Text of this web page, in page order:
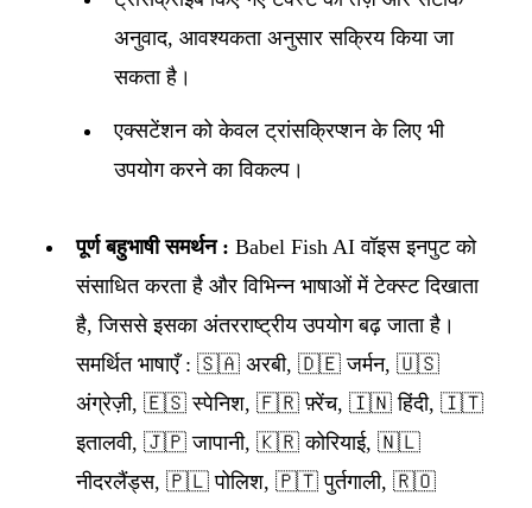
अनुवाद, आवश्यकता अनुसार सक्रिय किया जा
सकता है।
एक्सटेंशन को केवल ट्रांसक्रिप्शन के लिए भी
उपयोग करने का विकल्प।
पूर्ण बहुभाषी समर्थन : Babel Fish AI वॉइस इनपुट को
संसाधित करता है और विभिन्न भाषाओं में टेक्स्ट दिखाता
है, जिससे इसका अंतरराष्ट्रीय उपयोग बढ़ जाता है।
समर्थित भाषाएँ : 🇸🇦 अरबी, 🇩🇪 जर्मन, 🇺🇸
अंग्रेज़ी, 🇪🇸 स्पेनिश, 🇫🇷 फ़्रेंच, 🇮🇳 हिंदी, 🇮🇹
इतालवी, 🇯🇵 जापानी, 🇰🇷 कोरियाई, 🇳🇱
नीदरलैंड्स, 🇵🇱 पोलिश, 🇵🇹 पुर्तगाली, 🇷🇴